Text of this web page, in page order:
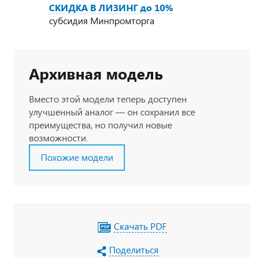
СКИДКА В ЛИЗИНГ до 10%
субсидия Минпромторга
Архивная модель
Вместо этой модели теперь доступен
улучшенный аналог — он сохранил все
преимущества, но получил новые
возможности.
Похожие модели
Скачать PDF
Поделиться